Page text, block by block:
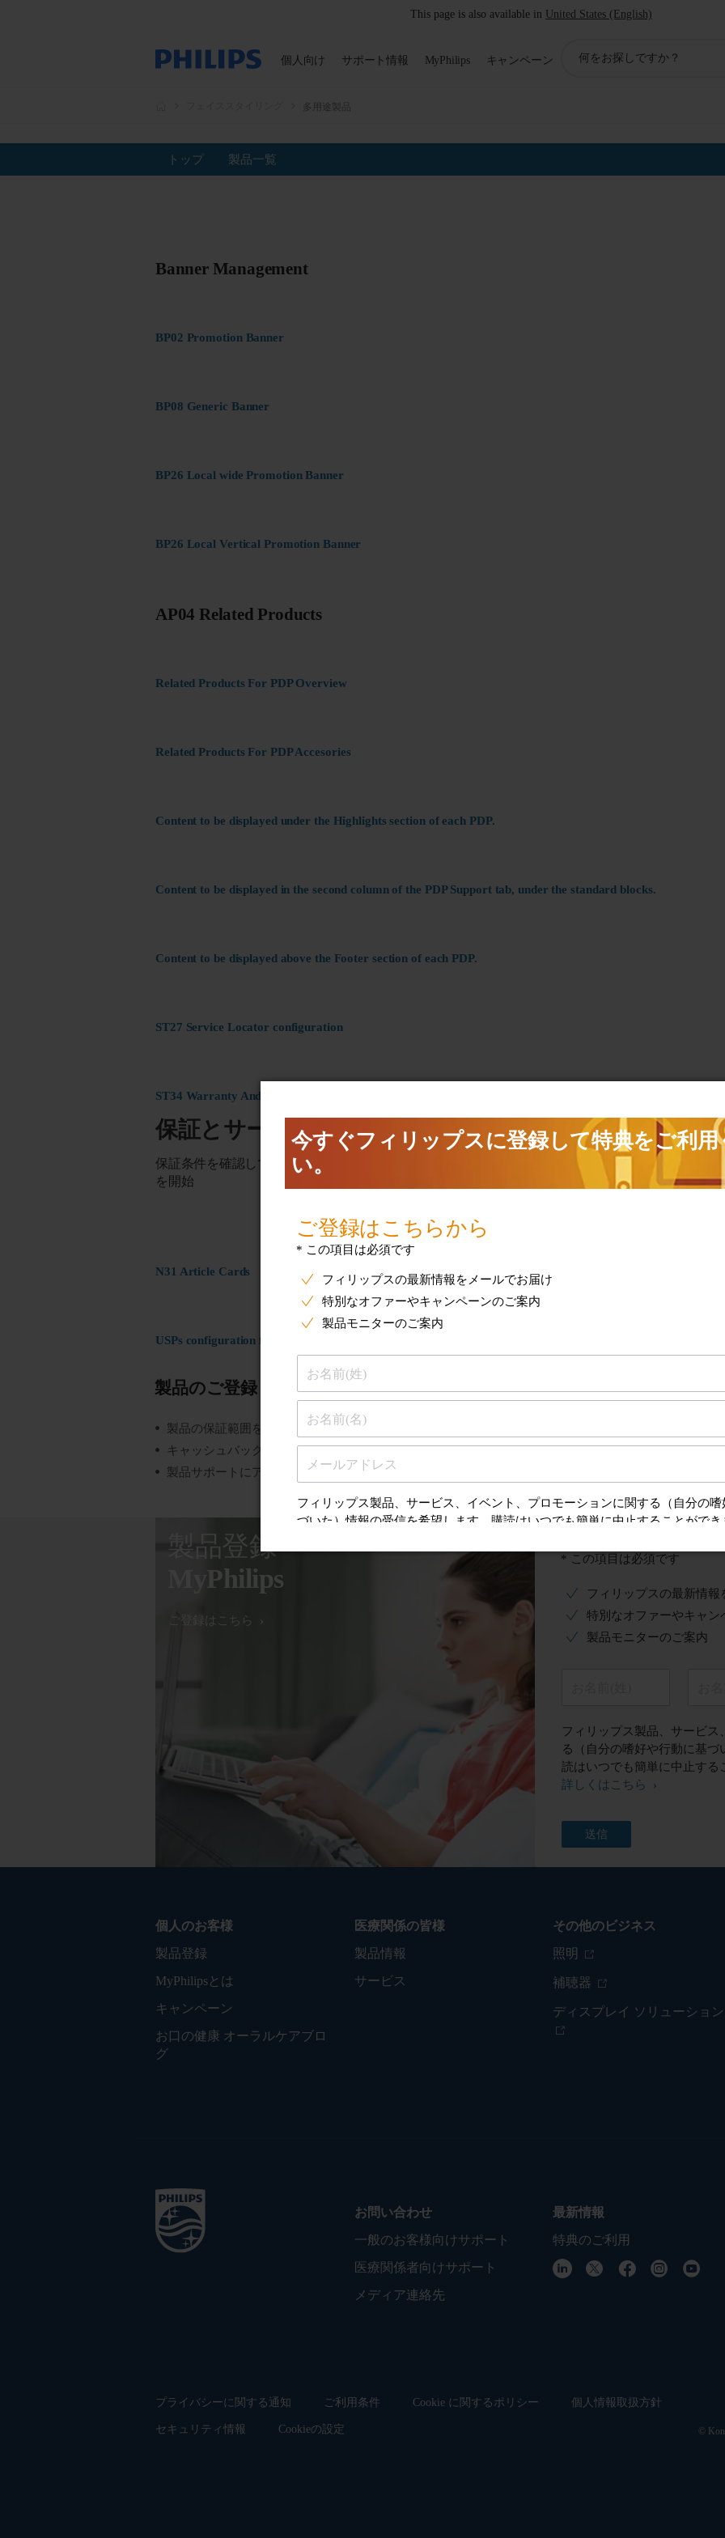
This page is also available in United States (English)
個人向け サポート情報 MyPhilips キャンペーン
多用途製品
トップ 製品一覧
Banner Management
BP02 Promotion Banner
BP08 Generic Banner
BP26 Local wide Promotion Banner
BP26 Local Vertical Promotion Banner
AP04 Related Products
Related Products For PDP Overview
Related Products For PDP Accesories
Content to be displayed under the Highlights section of each PDP.
Content to be displayed in the second column of the PDP Support tab, under the standard blocks.
Content to be displayed above the Footer section of each PDP.
ST27 Service Locator configuration
ST34 Warranty And Service
保証とサービス
保証条件を確認して製品の交換または保証
を開始
製品保証を表示
お使いのフィリップス製品の保証条件をご確認
N31 Article Cards
USPs configuration for ST17 Register-now component
製品のご登録
製品の保証範囲を把握する
キャッシュバック、ギフト、特別オファーを受ける
製品サポートにアクセスする
製品登録
MyPhilips
ご登録はこちら
* この項目は必須です
フィリップスの最新情
特別なオファーやキャン
製品モニターのご案内
フィリップス製品、サービ
る（自分の嗜好や行動に基
読はいつでも簡単に中止する
詳しくはこちら
個人のお客様
製品登録
MyPhilipsとは
キャンペーン
お口の健康 オーラルケアブロ
グ
医療関係の皆様
製品情報
サービス
その他のビジネス
照明
補聴器
ディスプレイ ソリューション
お問い合わせ
一般のお客様向けサポート
医療関係者向けサポート
メディア連絡先
最新情報
特典のご利用
プライバシーに関する通知 ご利用条件 Cookie に関するポリシー 個人情報取扱方針
セキュリティ情報 Cookieの設定 ©